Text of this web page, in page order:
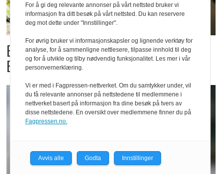
Billigbonanza da Norge slo
Elfenbenkysten
For å gi deg relevante annonser på vårt nettsted bruker vi
informasjon fra ditt besøk på vårt nettsted. Du kan reservere
deg mot dette under "Innstillinger".
For øvrig bruker vi informasjonskapsler og lignende verktøy for
analyse, for å sammenligne nettlesere, tilpasse innhold til deg
og for å utvikle og tilby nødvendig funksjonalitet. Les mer i vår
personvernerklæring.
Vi er med i Fagpressen-nettverket. Om du samtykker under, vil
du få relevante annonser på nettstedene til medlemmene i
nettverket basert på informasjon fra dine besøk på tvers av
disse nettstedene. En oversikt over medlemmene finner du på
Fagpressen.no.
Avvis alle Godta Innstillinger